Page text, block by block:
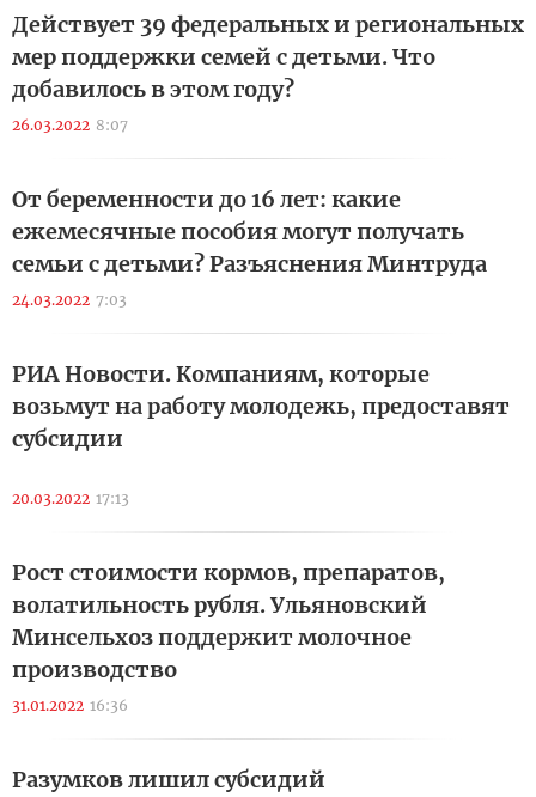
Действует 39 федеральных и региональных
мер поддержки семей с детьми. Что
добавилось в этом году?
26.03.2022 8:07
От беременности до 16 лет: какие
ежемесячные пособия могут получать
семьи с детьми? Разъяснения Минтруда
24.03.2022 7:03
РИА Новости. Компаниям, которые
возьмут на работу молодежь, предоставят
субсидии
20.03.2022 17:13
Рост стоимости кормов, препаратов,
волатильность рубля. Ульяновский
Минсельхоз поддержит молочное
производство
31.01.2022 16:36
Разумков лишил субсидий